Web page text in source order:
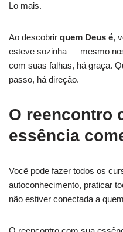
Lo mais.
Ao descobrir quem Deus é,
esteve sozinha — mesmo
com suas falhas, há graça.
passo, há direção.
O reencontro
essência
Você pode fazer todos os
autoconhecimento, praticar
não estiver conectada a